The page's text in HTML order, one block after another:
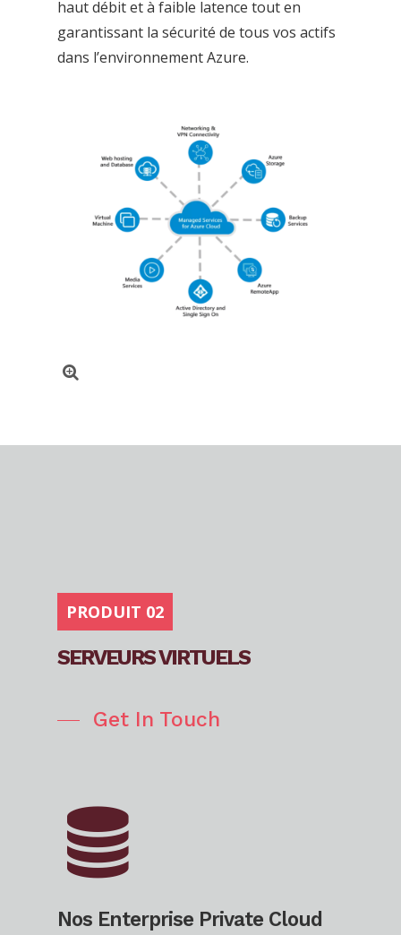
haut débit et à faible latence tout en
garantissant la sécurité de tous vos actifs
dans l’environnement Azure.
PRODUIT 02
SERVEURS VIRTUELS
Get In Touch
Nos Enterprise Private Cloud